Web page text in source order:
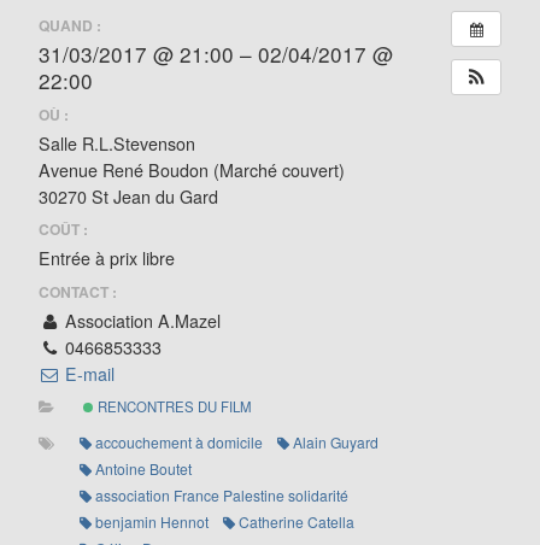
QUAND :
31/03/2017 @ 21:00 – 02/04/2017 @
22:00
OÙ :
Salle R.L.Stevenson
Avenue René Boudon (Marché couvert)
30270 St Jean du Gard
COÛT :
Entrée à prix libre
CONTACT :
Association A.Mazel
0466853333
E-mail
RENCONTRES DU FILM
accouchement à domicile
Alain Guyard
Antoine Boutet
association France Palestine solidarité
benjamin Hennot
Catherine Catella